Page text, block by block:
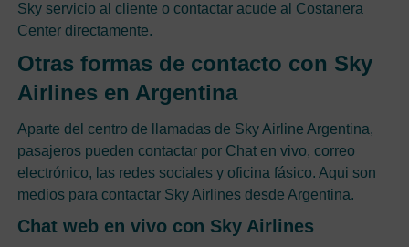
Sky servicio al cliente o contactar acude al Costanera
Center directamente.
Otras formas de contacto con Sky
Airlines en Argentina
Aparte del centro de llamadas de Sky Airline Argentina,
pasajeros pueden contactar por Chat en vivo, correo
electrónico, las redes sociales y oficina fásico. Aqui son
medios para contactar Sky Airlines desde Argentina.
Chat web en vivo con Sky Airlines